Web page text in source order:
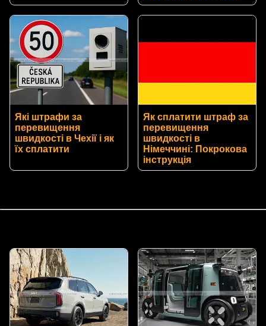
Які штрафи за
перевищення
швидкості в Чехії і як
їх сплатити
Як сплатити штраф за
перевищення
швидкості в
Німеччині: Покрокова
інструкція